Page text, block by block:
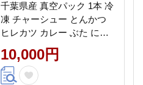
千葉県産 真空パック 1本 冷
凍 チャーシュー とんかつ
ヒレカツ カレー ぶた にく
ポーク 豚ヒレ ヒレ 豚肉 豚
ブロック肉 千葉県 旭市 し
ばちゃんの台所 sbd002
10,000円